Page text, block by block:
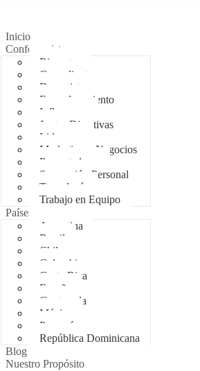
Inicio
Conferencistas
Bienestar
Comediantes
Deportistas
Empoderamiento
Influencers
Juntas Directivas
Liderazgo
Marketing y Negocios
Presentadores
Superación Personal
Tecnología
Trabajo en Equipo
Países
Argentina
Brasil
Chile
Colombia
Costa Rica
España
Guatemala
México
Panamá
República Dominicana
Blog
Nuestro Propósito